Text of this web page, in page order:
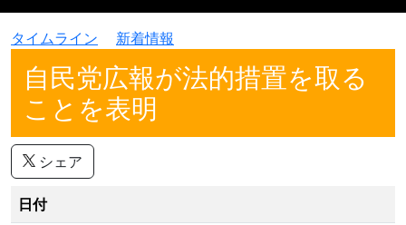
タイムライン 新着情報
自民党広報が法的措置を取る
ことを表明
シェア
日付